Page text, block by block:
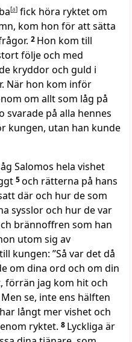
[a] fick höra ryktet om
kom hon för att sätta
2 Hon kom till
följe och med
kryddor och guld i
När hon kom inför
om allt som låg på
svarade på alla hennes
kungen, utan han kunde
Salomos hela vishet
5och rätterna på hans
där och hur de som
sysslor och hur de var
brännoffren som han
utom sig av
kungen: ”Så var det då
om dina ord och om din
förrän jag kom hit och
se, inte ens hälften
långt mer vishet och
ryktet. 8 Lyckliga är